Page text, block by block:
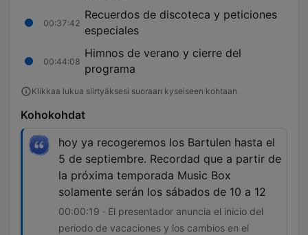
00:37:42
Recuerdos de discoteca y peticiones
especiales
00:44:08
Himnos de verano y cierre del
programa
Klikkaa lukua siirtyäksesi suoraan kyseiseen kohtaan
Kohokohdat
hoy ya recogeremos los Bartulen hasta el
5 de septiembre. Recordad que a partir de
la próxima temporada Music Box
solamente serán los sábados de 10 a 12
00:00:19 · El presentador anuncia el inicio del
periodo de vacaciones y los cambios en el